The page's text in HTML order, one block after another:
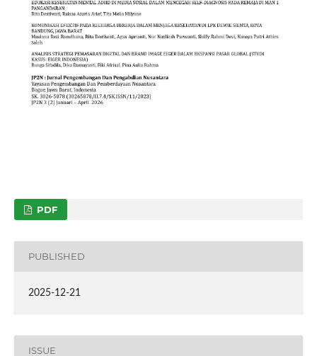
PDF
PUBLISHED
2025-12-21
ISSUE